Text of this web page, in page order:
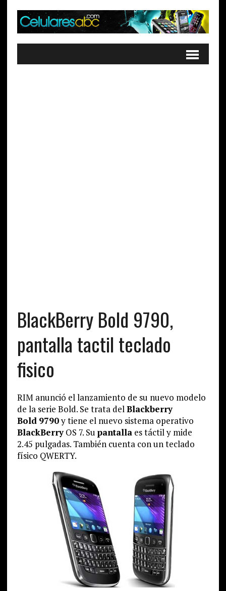
BlackBerry Bold 9790,
pantalla tactil teclado
fisico
RIM anunció el lanzamiento de su nuevo modelo
de la serie Bold. Se trata delBlackberry
Bold 9790y tiene el nuevo sistema operativo
BlackBerryOS 7. Su pantallaes táctil y mide
2.45 pulgadas. También cuenta con un teclado
físico QWERTY.